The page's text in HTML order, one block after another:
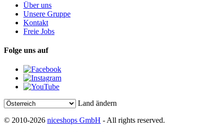
Über uns
Unsere Gruppe
Kontakt
Freie Jobs
Folge uns auf
Land ändern
© 2010-2026 niceshops GmbH - All rights reserved.